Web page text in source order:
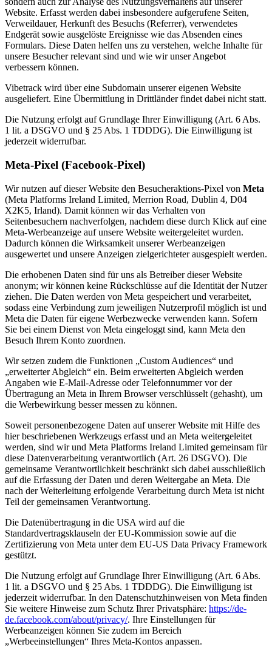
Website. Erfasst werden dabei insbesondere aufgerufene Seiten,
Verweildauer, Herkunft des Besuchs (Referrer), verwendetes
Endgerät sowie ausgelöste Ereignisse wie das Absenden eines
Formulars. Diese Daten helfen uns zu verstehen, welche Inhalte für
unsere Besucher relevant sind und wie wir unser Angebot
verbessern können.
Vibetrack wird über eine Subdomain unserer eigenen Website
ausgeliefert. Eine Übermittlung in Drittländer findet dabei nicht statt.
Die Nutzung erfolgt auf Grundlage Ihrer Einwilligung (Art. 6 Abs.
1 lit. a DSGVO und § 25 Abs. 1 TDDDG). Die Einwilligung ist
jederzeit widerrufbar.
Meta-Pixel (Facebook-Pixel)
Wir nutzen auf dieser Website den Besucheraktions-Pixel von Meta
(Meta Platforms Ireland Limited, Merrion Road, Dublin 4, D04
X2K5, Irland). Damit können wir das Verhalten von
Seitenbesuchern nachverfolgen, nachdem diese durch Klick auf eine
Meta-Werbeanzeige auf unsere Website weitergeleitet wurden.
Dadurch können die Wirksamkeit unserer Werbeanzeigen
ausgewertet und unsere Anzeigen zielgerichteter ausgespielt werden.
Die erhobenen Daten sind für uns als Betreiber dieser Website
anonym; wir können keine Rückschlüsse auf die Identität der Nutzer
ziehen. Die Daten werden von Meta gespeichert und verarbeitet,
sodass eine Verbindung zum jeweiligen Nutzerprofil möglich ist und
Meta die Daten für eigene Werbezwecke verwenden kann. Sofern
Sie bei einem Dienst von Meta eingeloggt sind, kann Meta den
Besuch Ihrem Konto zuordnen.
Wir setzen zudem die Funktionen „Custom Audiences“ und
„erweiterter Abgleich“ ein. Beim erweiterten Abgleich werden
Angaben wie E-Mail-Adresse oder Telefonnummer vor der
Übertragung an Meta in Ihrem Browser verschlüsselt (gehasht), um
die Werbewirkung besser messen zu können.
Soweit personenbezogene Daten auf unserer Website mit Hilfe des
hier beschriebenen Werkzeugs erfasst und an Meta weitergeleitet
werden, sind wir und Meta Platforms Ireland Limited gemeinsam für
diese Datenverarbeitung verantwortlich (Art. 26 DSGVO). Die
gemeinsame Verantwortlichkeit beschränkt sich dabei ausschließlich
auf die Erfassung der Daten und deren Weitergabe an Meta. Die
nach der Weiterleitung erfolgende Verarbeitung durch Meta ist nicht
Teil der gemeinsamen Verantwortung.
Die Datenübertragung in die USA wird auf die
Standardvertragsklauseln der EU-Kommission sowie auf die
Zertifizierung von Meta unter dem EU-US Data Privacy Framework
gestützt.
Die Nutzung erfolgt auf Grundlage Ihrer Einwilligung (Art. 6 Abs.
1 lit. a DSGVO und § 25 Abs. 1 TDDDG). Die Einwilligung ist
jederzeit widerrufbar. In den Datenschutzhinweisen von Meta finden
Sie weitere Hinweise zum Schutz Ihrer Privatsphäre: https://de-
de.facebook.com/about/privacy/. Ihre Einstellungen für
Werbeanzeigen können Sie zudem im Bereich
„Werbeeinstellungen“ Ihres Meta-Kontos anpassen.